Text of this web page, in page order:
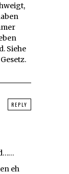
Siehe
eh
REPLY